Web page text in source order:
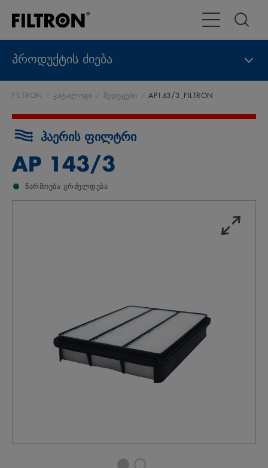
გადართვა
პროდუქტის ძიება
FILTRON კატალოგი შედეგები AP143/3_FILTRON
ჰაერის ფილტრი
AP 143/3
წარმოება გრძელდება